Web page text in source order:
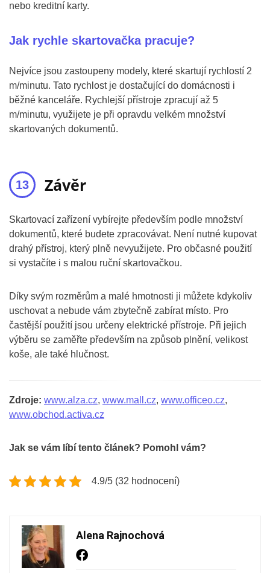
nebo kreditní karty.
Jak rychle skartovačka pracuje?
Nejvíce jsou zastoupeny modely, které skartují rychlostí 2
m/minutu. Tato rychlost je dostačující do domácnosti i
běžné kanceláře. Rychlejší přístroje zpracují až 5
m/minutu, využijete je při opravdu velkém množství
skartovaných dokumentů.
Závěr
Skartovací zařízení vybírejte především podle množství
dokumentů, které budete zpracovávat. Není nutné kupovat
drahý přístroj, který plně nevyužijete. Pro občasné použití
si vystačíte i s malou ruční skartovačkou.
Díky svým rozměrům a malé hmotnosti ji můžete kdykoliv
uschovat a nebude vám zbytečně zabírat místo. Pro
častější použití jsou určeny elektrické přístroje. Při jejich
výběru se zaměřte především na způsob plnění, velikost
koše, ale také hlučnost.
Zdroje: www.alza.cz, www.mall.cz, www.officeo.cz,
www.obchod.activa.cz
Jak se vám líbí tento článek? Pomohl vám?
4.9/5 (32 hodnocení)
Alena Rajnochová